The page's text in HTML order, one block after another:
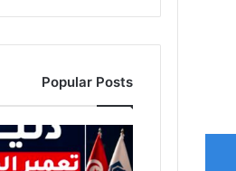
ت
ب
ة
.
ا
Popular Posts